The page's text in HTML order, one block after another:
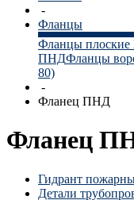
-
Фланцы
Фланцы плоские
ПНДФланцы
80)
-
Фланец ПНД
Фланец
Гидрант
Детали